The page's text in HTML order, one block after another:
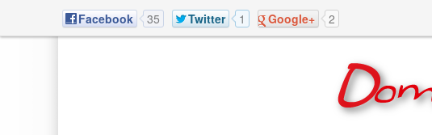
Facebook 35 Twitter 1 Google+ 2